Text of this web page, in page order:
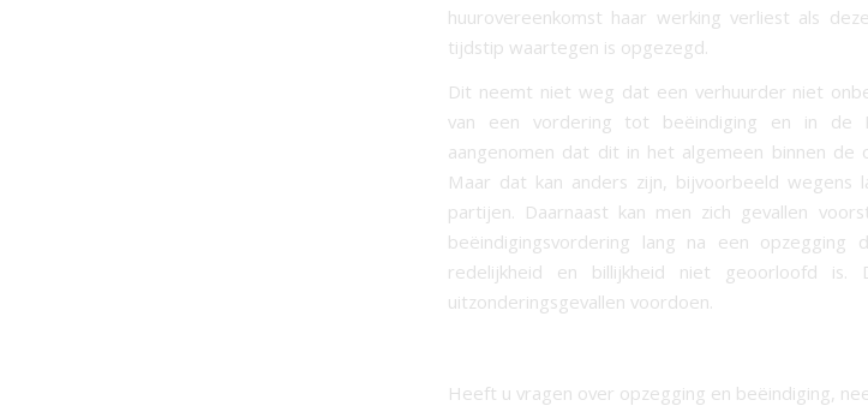
huurovereenkomst haar werking verliest als
tijdstip waartegen is opgezegd.
Dit neemt niet weg dat een verhuurder niet
van een vordering tot beëindiging en in de
aangenomen dat dit in het algemeen binnen de
Maar dat kan anders zijn, bijvoorbeeld wegens
partijen. Daarnaast kan men zich gevallen
beëindigingsvordering lang na een
redelijkheid en billijkheid niet geoorloofd is.
uitzonderingsgevallen voordoen.
Heeft u vragen over opzegging en beëindiging,